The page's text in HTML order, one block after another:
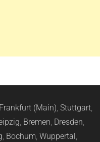
Frankfurt (Main), Stuttgart,
, Bremen, Dresden,
, Bochum, Wuppertal,